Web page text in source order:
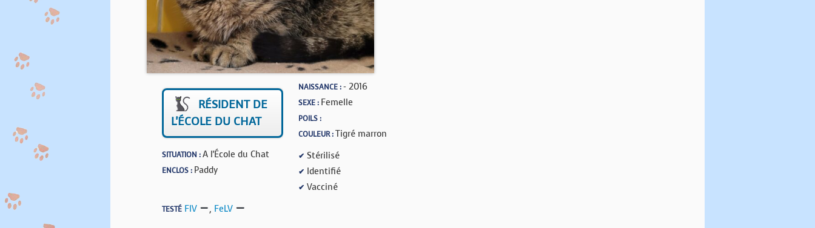
RÉSIDENT DE
L'ÉCOLE DU CHAT
SITUATION :A l'École du Chat
ENCLOS : Paddy
NAISSANCE :- 2016
SEXE : Femelle
POILS :
COULEUR :Tigré marron
✔ Stérilisé
✔ Identifié
✔ Vacciné
TESTÉ FIV , FeLV